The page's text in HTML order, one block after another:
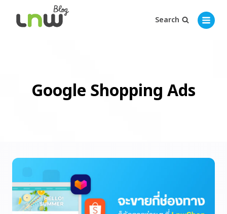
Search
Google Shopping Ads